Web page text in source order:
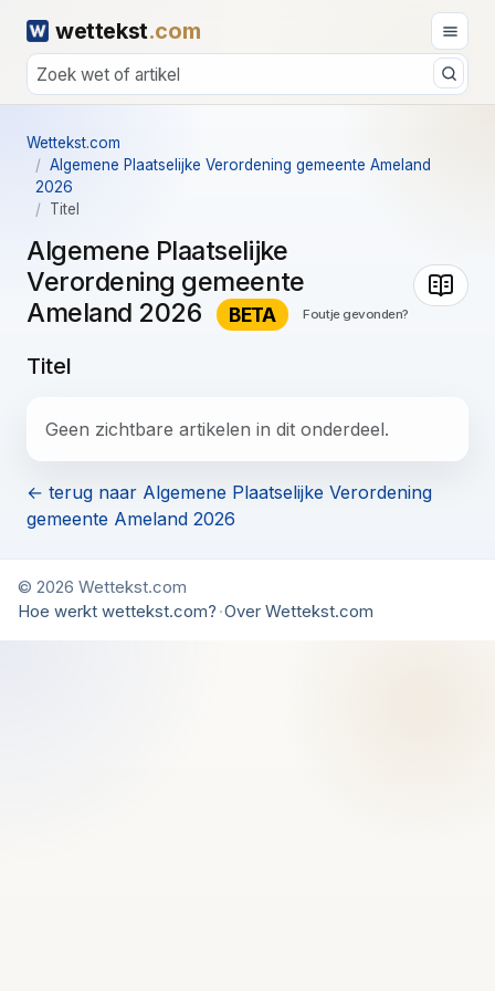
wettekst.com
Wettekst.com
Algemene Plaatselijke Verordening gemeente Ameland
2026
Titel
Algemene Plaatselijke
Verordening gemeente
Ameland 2026
BETA Foutje gevonden?
Titel
Geen zichtbare artikelen in dit onderdeel.
← terug naar Algemene Plaatselijke Verordening
gemeente Ameland 2026
© 2026 Wettekst.com
Hoe werkt wettekst.com? ·Over Wettekst.com